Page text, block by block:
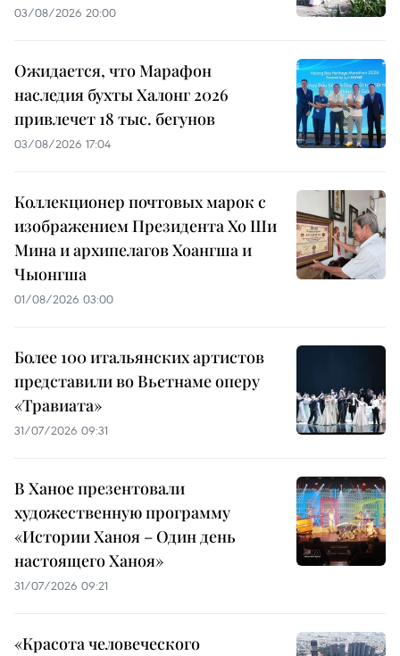
03/08/2026 20:00
Ожидается, что Марафон
наследия бухты Халонг 2026
привлечет 18 тыс. бегунов
03/08/2026 17:04
Коллекционер почтовых марок с
изображением Президента Хо Ши
Мина и архипелагов Хоангша и
Чыонгша
01/08/2026 03:00
Более 100 итальянских артистов
представили во Вьетнаме оперу
«Травиата»
31/07/2026 09:31
В Ханое презентовали
художественную программу
«Истории Ханоя – Один день
настоящего Ханоя»
31/07/2026 09:21
«Красота человеческого